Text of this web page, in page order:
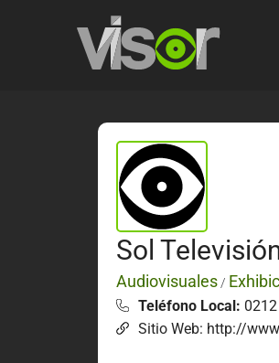
Sol
Audiovisuales /
Teléfono Local:
Sitio Web: http://